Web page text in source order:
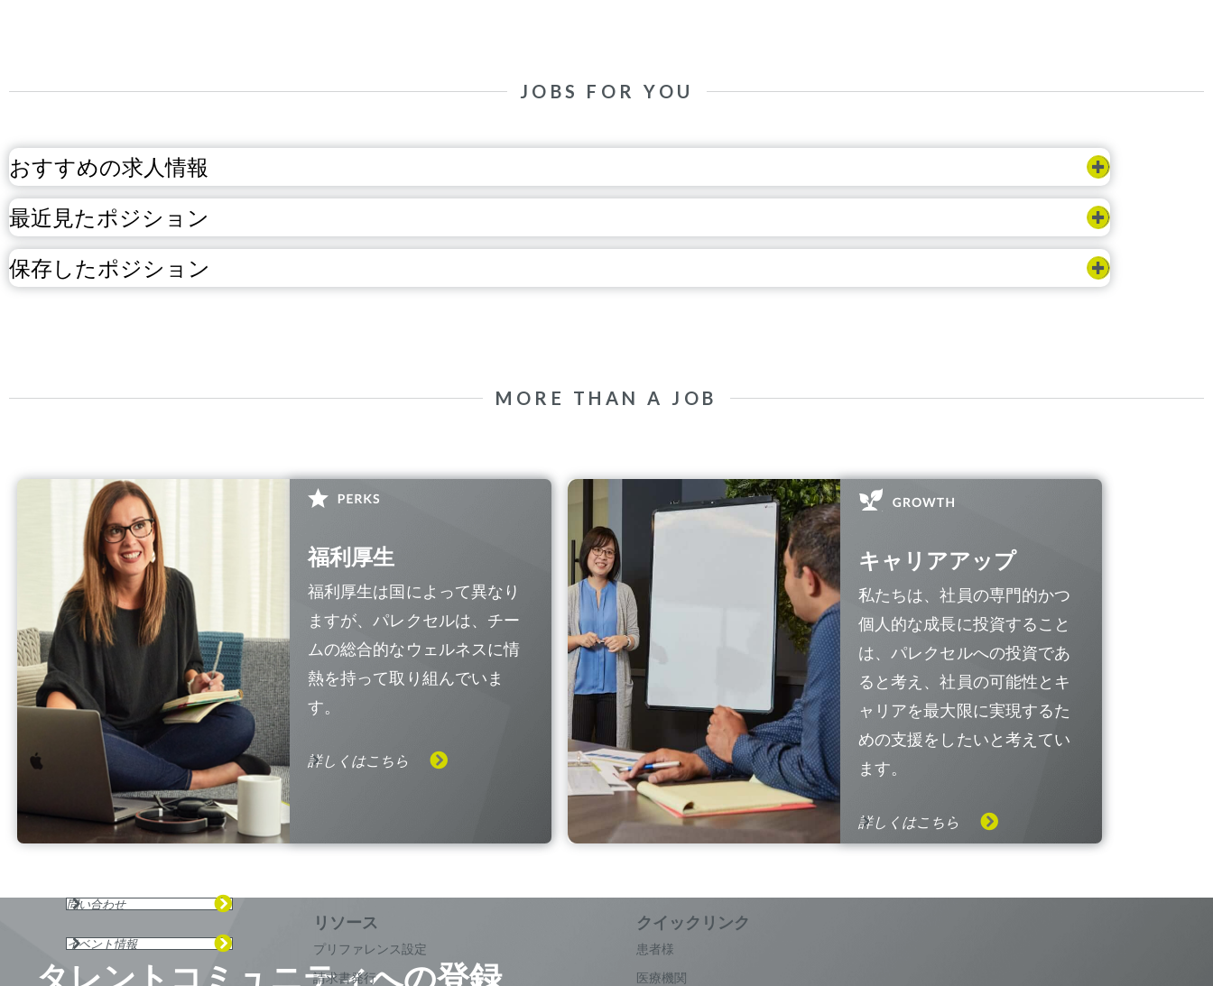
JOBS FOR YOU
おすすめの求人情報
最近見たポジション
保存したポジション
MORE THAN A JOB
福利厚生
福利厚生は国によって異なり
ますが、パレクセルは、チー
ムの総合的なウェルネスに情
熱を持って取り組んでいま
す。
詳しくはこちら
キャリアアップ
私たちは、社員の専門的かつ
個人的な成長に投資すること
は、パレクセルへの投資であ
ると考え、社員の可能性とキ
ャリアを最大限に実現するた
めの支援をしたいと考えてい
ます。
詳しくはこちら
タレントコミュニティへの登録
問い合わせ
イベント情報
プリファレンス設定
請求書発行
患者様
医療機関